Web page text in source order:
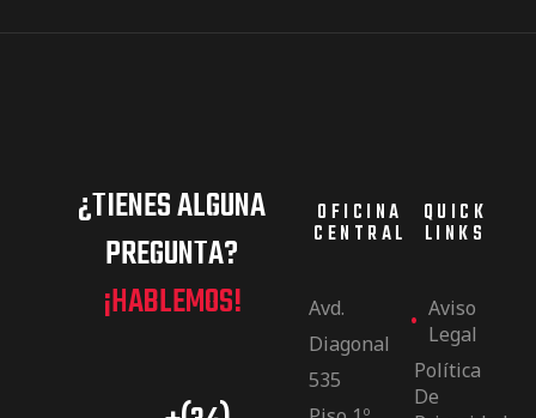
¿TIENES ALGUNA
PREGUNTA?
¡HABLEMOS!
OFICINA
CENTRAL
Avd.
Diagonal
535
QUICK
LINKS
Aviso
Legal
Política
De